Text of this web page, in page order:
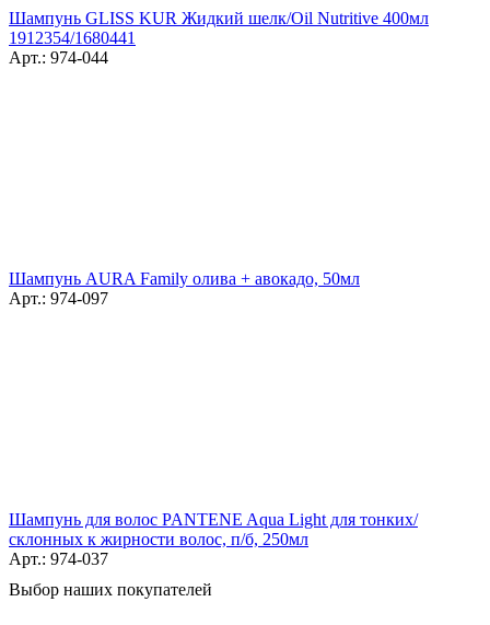
Шампунь GLISS KUR Жидкий шелк/Oil Nutritive 400мл
1912354/1680441
Арт.: 974-044
Шампунь AURA Family олива + авокадо, 50мл
Арт.: 974-097
Шампунь для волос PANTENE Aqua Light для тонких/
склонных к жирности волос, п/б, 250мл
Арт.: 974-037
Выбор наших покупателей